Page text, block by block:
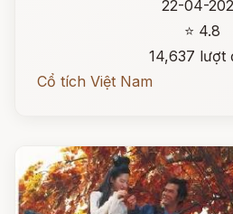
22-04-
⭐ 4.8
14,637 lượt
Cổ tích Việt Nam